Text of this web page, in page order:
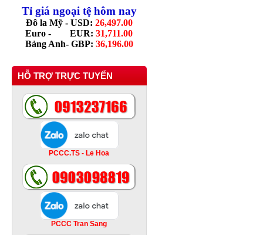
Tỉ giá ngoại tệ hôm nay
Đô la Mỹ - USD: 26,497.00
Euro - EUR: 31,711.00
Bảng Anh- GBP: 36,196.00
HỖ TRỢ TRỰC TUYẾN
PCCC.TS - Le Hoa
PCCC Tran Sang